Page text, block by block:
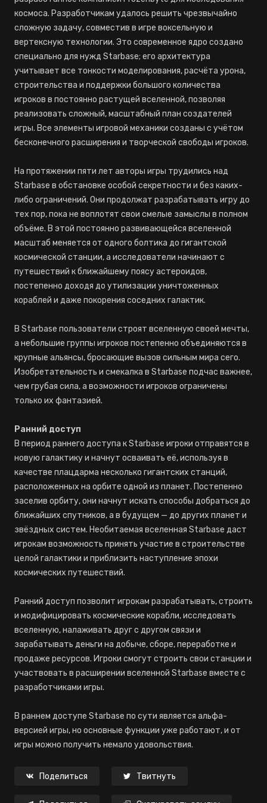
космоса. Разработчикам удалось решить чрезвычайно
сложную задачу, совместив в игре воксельную и
вертексную технологии. Это современное ядро создано
специально для нужд Starbase; его архитектура
учитывает все тонкости моделирования, расчёта урона,
строительства и поддержки большого количества
игроков в постоянно растущей вселенной, позволяя
реализовать сложный, масштабный план создателей
игры. Все элементы игровой механики созданы с учётом
бесконечного расширения и творческой свободы игроков.
На протяжении пяти лет авторы игры трудились над
Starbase в обстановке особой секретности и без каких-
либо ограничений. Они продолжат разрабатывать игру до
тех пор, пока не воплотят свои смелые замыслы в полном
объёме. В этой постоянно развивающейся вселенной
масштаб меняется от одного болтика до гигантской
космической станции, а исследователи начинают с
путешествий к ближайшему поясу астероидов,
постепенно доходя до утилизации уничтоженных
кораблей и даже покорения соседних галактик.
В Starbase пользователи строят вселенную своей мечты,
а небольшие группы игроков постепенно объединяются в
крупные альянсы, бросающие вызов сильным мира сего.
Изобретательность и смекалка в Starbase подчас важнее,
чем грубая сила, а возможности игроков ограничены
только их фантазией.
Ранний доступ
В период раннего доступа к Starbase игроки отправятся в
новую галактику и начнут осваивать её, используя в
качестве плацдарма несколько гигантских станций,
расположенных на орбите одной из планет. Постепенно
заселив орбиту, они начнут искать способы добраться до
ближайших спутников, а в будущем — до других планет и
звёздных систем. Необитаемая вселенная Starbase даст
игрокам возможность принять участие в строительстве
целой галактики и приблизить наступление эпохи
космических путешествий.
Ранний доступ позволит игрокам разрабатывать, строить
и модифицировать космические корабли, исследовать
вселенную, налаживать друг с другом связи и
зарабатывать деньги на добыче, сборе, переработке и
продаже ресурсов. Игроки смогут строить свои станции и
участвовать в расширении вселенной Starbase вместе с
разработчиками игры.
В раннем доступе Starbase по сути является альфа-
версией игры, но основные функции уже работают, и от
игры можно получить немало удовольствия.
Поделиться Твитнуть